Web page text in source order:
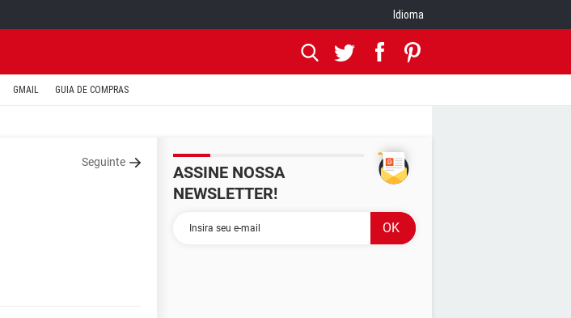
Idioma
GMAIL GUIA DE COMPRAS
Seguinte
ASSINE NOSSA
NEWSLETTER!